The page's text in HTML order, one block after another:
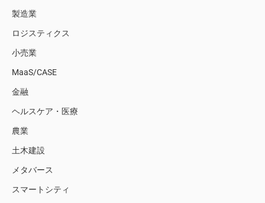
製造業
ロジスティクス
小売業
MaaS/CASE
金融
ヘルスケア・医療
農業
土木建設
メタバース
スマートシティ